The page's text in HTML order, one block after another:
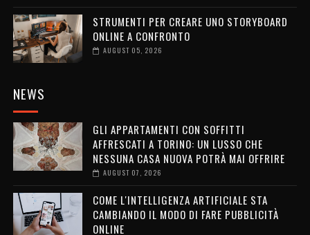
STRUMENTI PER CREARE UNO STORYBOARD
ONLINE A CONFRONTO
AUGUST 05, 2026
NEWS
GLI APPARTAMENTI CON SOFFITTI
AFFRESCATI A TORINO: UN LUSSO CHE
NESSUNA CASA NUOVA POTRÀ MAI OFFRIRE
AUGUST 07, 2026
COME L'INTELLIGENZA ARTIFICIALE STA
CAMBIANDO IL MODO DI FARE PUBBLICITÀ
ONLINE